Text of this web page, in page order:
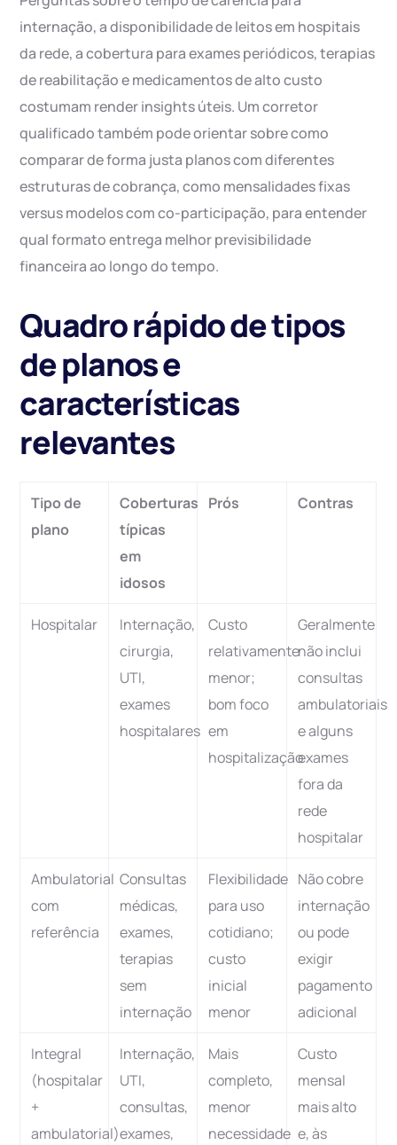
internação, a disponibilidade de leitos em hospitais
da rede, a cobertura para exames periódicos, terapias
de reabilitação e medicamentos de alto custo
costumam render insights úteis. Um corretor
qualificado também pode orientar sobre como
comparar de forma justa planos com diferentes
estruturas de cobrança, como mensalidades fixas
versus modelos com co-participação, para entender
qual formato entrega melhor previsibilidade
financeira ao longo do tempo.
Quadro rápido de tipos
de planos e
características
relevantes
Tipo de
plano
Coberturas
típicas
em
idosos
Prós Contras
Hospitalar
Internação,
cirurgia,
UTI,
exames
hospitalares
Custo
relativamente
menor;
bom foco
em
hospitalização
Geralmente
não inclui
consultas
ambulatoriais
e alguns
exames
fora da
rede
hospitalar
Ambulatorial
com
referência
Consultas
médicas,
exames,
terapias
sem
internação
Flexibilidade
para uso
cotidiano;
custo
inicial
menor
Não cobre
internação
ou pode
exigir
pagamento
adicional
Integral
(hospitalar
+
ambulatorial)
Internação,
UTI,
consultas,
exames,
Mais
completo,
menor
necessidade
Custo
mensal
mais alto
e, às